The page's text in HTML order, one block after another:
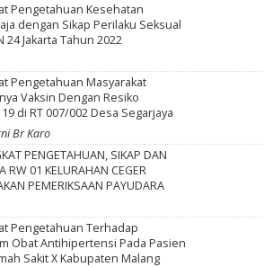
Pengetahuan Kesehatan
dengan Sikap Perilaku Seksual
24 Jakarta Tahun 2022
Pengetahuan Masyarakat
Vaksin Dengan Resiko
di RT 007/002 Desa Segarjaya
Br Karo
PENGETAHUAN, SIKAP DAN
RW 01 KELURAHAN CEGER
PEMERIKSAAN PAYUDARA
Pengetahuan Terhadap
Obat Antihipertensi Pada Pasien
Sakit X Kabupaten Malang